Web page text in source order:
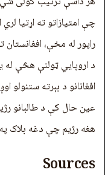
چې امتیازاتو ته اړتیا
راپور له مخې، افغانستان
د اروپايي ټولنې هڅې
افغانانو د بېرته
عین حال کې د طالبانو
هغه رژیم چې دغه بلاک په ۲۰۲۱…
Sources